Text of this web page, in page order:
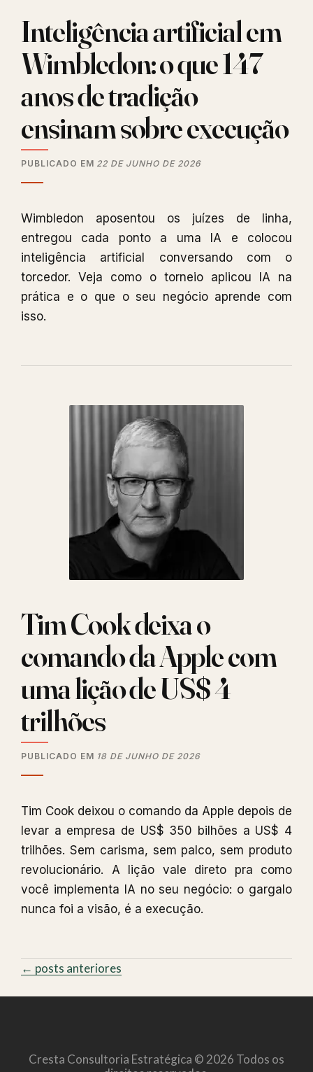
Inteligência artificial em
Wimbledon: o que 147
anos de tradição
ensinam sobre execução
PUBLICADO EM 22 DE JUNHO DE 2026
Wimbledon aposentou os juízes de linha,
entregou cada ponto a uma IA e colocou
inteligência artificial conversando com o
torcedor. Veja como o torneio aplicou IA na
prática e o que o seu negócio aprende com
isso.
Tim Cook deixa o
comando da Apple com
uma lição de US$ 4
trilhões
PUBLICADO EM 18 DE JUNHO DE 2026
Tim Cook deixou o comando da Apple depois de
levar a empresa de US$ 350 bilhões a US$ 4
trilhões. Sem carisma, sem palco, sem produto
revolucionário. A lição vale direto pra como
você implementa IA no seu negócio: o gargalo
nunca foi a visão, é a execução.
← posts anteriores
Cresta Consultoria Estratégica © 2026 Todos os